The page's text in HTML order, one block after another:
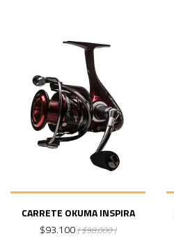
CARRETE OKUMA INSPIRA
$93.100( $98.000 )